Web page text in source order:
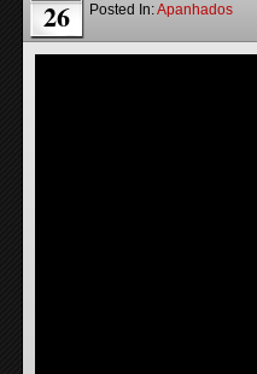
26
Posted In:Apanhados